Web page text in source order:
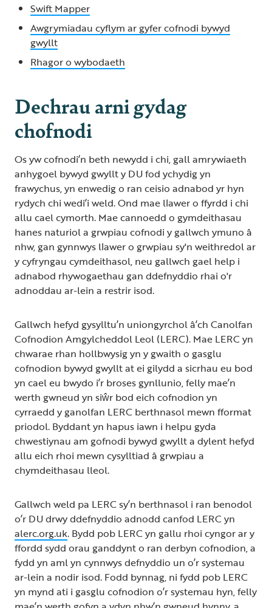
Swift Mapper
Awgrymiadau cyflym ar gyfer cofnodi bywyd
gwyllt
Rhagor o wybodaeth
Dechrau arni gydag
chofnodi
Os yw cofnodi’n beth newydd i chi, gall amrywiaeth
anhygoel bywyd gwyllt y DU fod ychydig yn
frawychus, yn enwedig o ran ceisio adnabod yr hyn
rydych chi wedi’i weld. Ond mae llawer o ffyrdd i chi
allu cael cymorth. Mae cannoedd o gymdeithasau
hanes naturiol a grwpiau cofnodi y gallwch ymuno â
nhw, gan gynnwys llawer o grwpiau sy'n weithredol ar
y cyfryngau cymdeithasol, neu gallwch gael help i
adnabod rhywogaethau gan ddefnyddio rhai o'r
adnoddau ar-lein a restrir isod.
Gallwch hefyd gysylltu’n uniongyrchol â’ch Canolfan
Cofnodion Amgylcheddol Leol (LERC). Mae LERC yn
chwarae rhan hollbwysig yn y gwaith o gasglu
cofnodion bywyd gwyllt at ei gilydd a sicrhau eu bod
yn cael eu bwydo i’r broses gynllunio, felly mae’n
werth gwneud yn siŵr bod eich cofnodion yn
cyrraedd y ganolfan LERC berthnasol mewn fformat
priodol. Byddant yn hapus iawn i helpu gyda
chwestiynau am gofnodi bywyd gwyllt a dylent hefyd
allu eich rhoi mewn cysylltiad â grwpiau a
chymdeithasau lleol.
Gallwch weld pa LERC sy’n berthnasol i ran benodol
o’r DU drwy ddefnyddio adnodd canfod LERC yn
alerc.org.uk. Bydd pob LERC yn gallu rhoi cyngor ar y
ffordd sydd orau ganddynt o ran derbyn cofnodion, a
fydd yn aml yn cynnwys defnyddio un o’r systemau
ar-lein a nodir isod. Fodd bynnag, ni fydd pob LERC
yn mynd ati i gasglu cofnodion o’r systemau hyn, felly